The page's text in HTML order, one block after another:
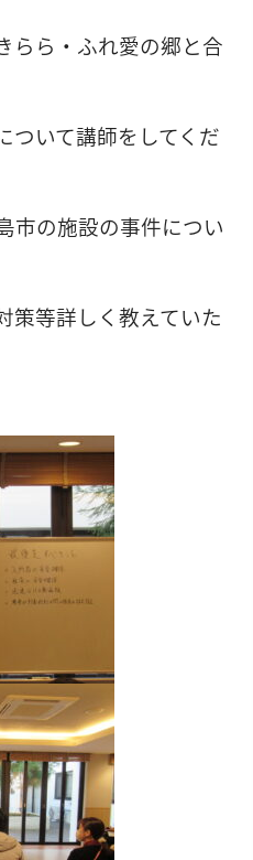
らら・ふれ愛の郷と合
ついて講師をしてくだ
市の施設の事件につい
策等詳しく教えていた